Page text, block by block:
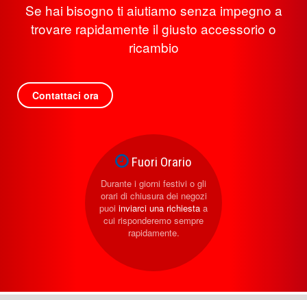
Se hai bisogno ti aiutiamo senza impegno a
trovare rapidamente il giusto accessorio o
ricambio
Contattaci ora
Fuori Orario
Durante i giorni festivi o gli
orari di chiusura dei negozi
puoi inviarci una richiesta a
cui risponderemo sempre
rapidamente.